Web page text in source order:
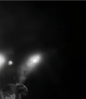
unui nou
empatică și
de taxi,
în
realitatea îl